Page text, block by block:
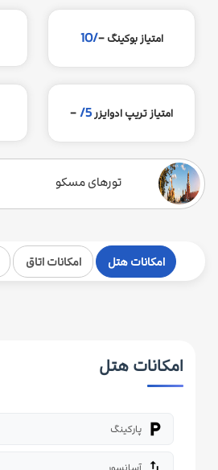
امتیاز بوکینگ-
/10
امتیاز تریپ ادوایزر5/
-
تورهای مسکو
امکانات هتل امکانات اتاق
امکانات هتل
local_parking پارکینگ